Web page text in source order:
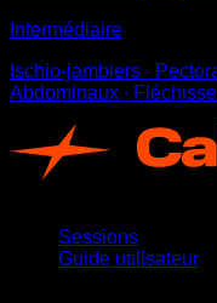
Intermédiaire
Ischio-jambiers ∙
Abdominaux ∙
Sessions
Guide utilisateur